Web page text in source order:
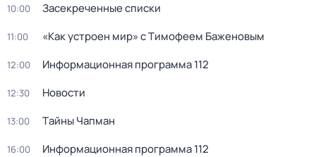
10:00 Заcекрeченные списки
11:00 «Как устроен мир» с Тимофеем Баженовым
12:00 Информационная программа 112
12:30 Новости
13:00 Тaйны Чапман
16:00 Информационная программа 112